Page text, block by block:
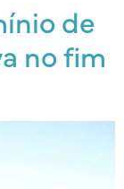
de
no fim